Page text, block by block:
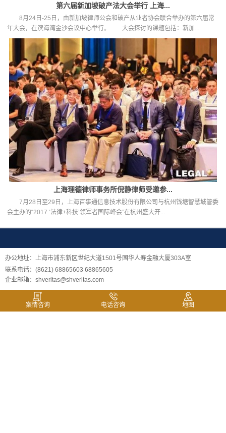
第六届新加坡破产法大会举行 上海...
8月24日-25日，由新加坡律师公会和破产从业者协会联合举办的第六届常
年大会，在滨海湾金沙会议中心举行。 大会探讨的课题包括：新加...
上海理德律师事务所倪静律师受邀参...
7月28日至29日，上海百事通信息技术股份有限公司与杭州钱塘智慧城管委
会主办的“2017 ‘法律+科技’领军者国际峰会”在杭州盛大开...
办公地址：上海市浦东新区世纪大道1501号国华人寿金融大厦303A室
联系电话：(8621) 68865603 68865605
企业邮箱：shveritas@shveritas.com
案情咨询 电话咨询 地图